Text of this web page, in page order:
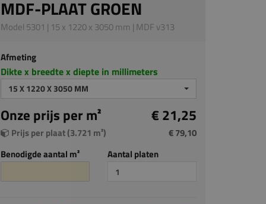
MDF-PLAAT GROEN
Model 5301 | 15 x 1220 x 3050 mm | MDF v313
Afmeting
Dikte x breedte x diepte in millimeters
15 X 1220 X 3050 MM
Onze prijs per m² € 21,25
Prijs per plaat (3.721 m²)
€ 79,10
Benodigde aantal m²
Aantal platen